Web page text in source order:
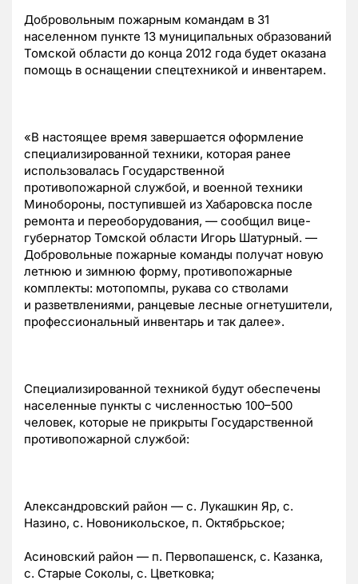
Добровольным пожарным командам в 31
населенном пункте 13 муниципальных образований
Томской области до конца 2012 года будет оказана
помощь в оснащении спецтехникой и инвентарем.
«В настоящее время завершается оформление
специализированной техники, которая ранее
использовалась Государственной
противопожарной службой, и военной техники
Минобороны, поступившей из Хабаровска после
ремонта и переоборудования, — сообщил вице-
губернатор Томской области Игорь Шатурный. —
Добровольные пожарные команды получат новую
летнюю и зимнюю форму, противопожарные
комплекты: мотопомпы, рукава со стволами
и разветвлениями, ранцевые лесные огнетушители,
профессиональный инвентарь и так далее».
Специализированной техникой будут обеспечены
населенные пункты с численностью 100–500
человек, которые не прикрыты Государственной
противопожарной службой:
Александровский район — с. Лукашкин Яр, с.
Назино, с. Новоникольское, п. Октябрьское;
Асиновский район — п. Первопашенск, с. Казанка,
с. Старые Соколы, с. Цветковка;